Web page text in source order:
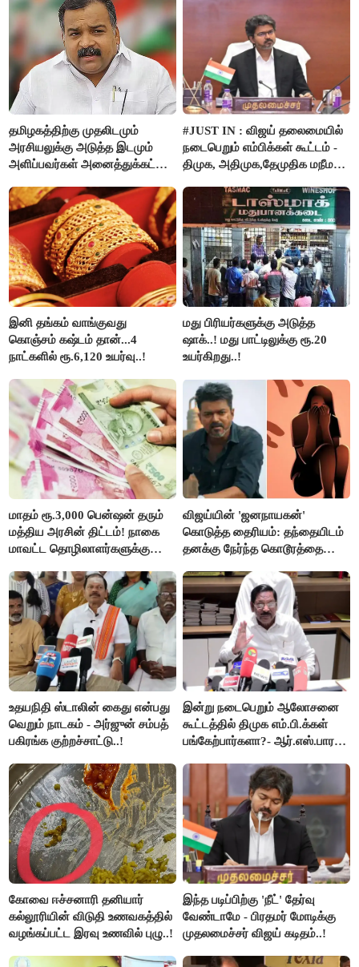
தமிழகத்திற்கு முதலிடமும்
அரசியலுக்கு அடுத்த இடமும்
அளிப்பவர்கள் அனைத்துக்கட்சி
பங்கேற்பார்கள் - மாணிக்கம்
தாகூர்..!!
#JUST IN : விஜய் தலைமையில்
நடைபெறும் எம்பிக்கள் கூட்டம் -
திமுக, அதிமுக,தேமுதிக மநீம
இனி தங்கம் வாங்குவது
கொஞ்சம் கஷ்டம் தான்...4
நாட்களில் ரூ.6,120 உயர்வு..!
மது பிரியர்களுக்கு அடுத்த
ஷாக்..! மது பாட்டிலுக்கு ரூ.20
உயர்கிறது..!
மாதம் ரூ.3,000 பென்ஷன் தரும்
மத்திய அரசின் திட்டம்! நாகை
மாவட்ட தொழிலாளர்களுக்கு
செய்தி!
விஜய்யின் 'ஜனநாயகன்'
கொடுத்த தைரியம்: தந்தையிடம்
தனக்கு நேர்ந்த கொடூரத்தை
உதயநிதி ஸ்டாலின் கைது என்பது
வெறும் நாடகம் - அர்ஜுன் சம்பத்
பகிரங்க குற்றச்சாட்டு..!
இன்று நடைபெறும் ஆலோசனை
கூட்டத்தில் திமுக எம்.பி.க்கள்
பங்கேற்பார்களா?- ஆர்.எஸ்.பாரதி
கோவை ஈச்சனாரி தனியார்
கல்லூரியின் விடுதி உணவகத்தில்
வழங்கப்பட்ட இரவு உணவில் புழு..!
இந்த படிப்பிற்கு 'நீட்' தேர்வு
வேண்டாமே - பிரதமர் மோடிக்கு
முதலமைச்சர் விஜய் கடிதம்..!